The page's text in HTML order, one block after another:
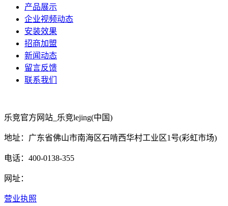
产品展示
企业视频动态
安装效果
招商加盟
新闻动态
留言反馈
联系我们
乐竞官方网站_乐竞lejing(中国)
地址：广东省佛山市南海区石啃西华村工业区1号(彩虹市场)
电话：400-0138-355
网址：
营业执照